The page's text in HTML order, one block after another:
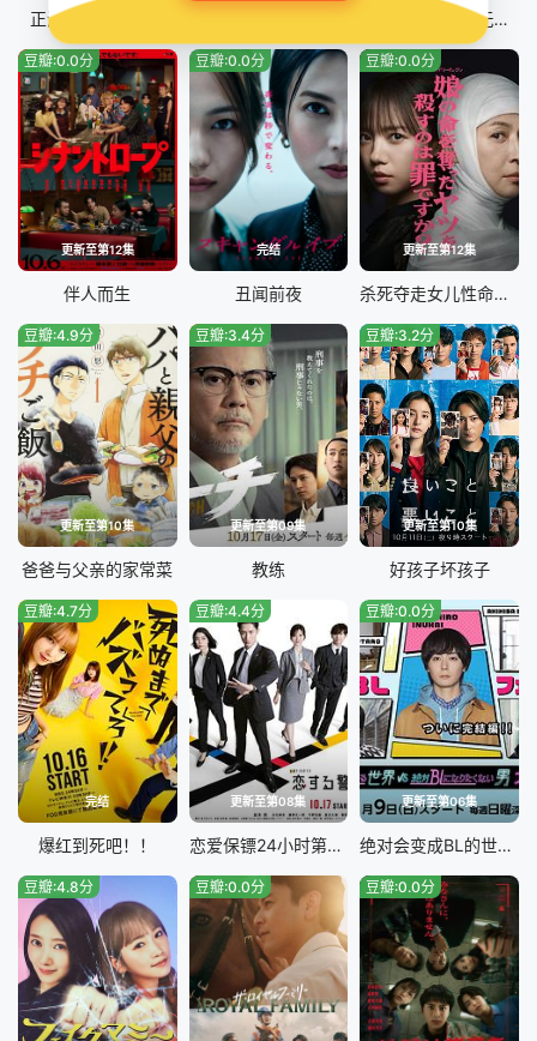
正港男一匹第二季 终幕回旋曲：致无法再见的你
更新至第12集
豆瓣:0.0分
伴人而生
完结
豆瓣:0.0分
丑闻前夜
更新至第12集
豆瓣:0.0分
杀死夺走女儿性命的人是罪吗？
更新至第10集
豆瓣:4.9分
爸爸与父亲的家常菜
更新至第09集
豆瓣:3.4分
教练
更新至第10集
豆瓣:3.2分
好孩子坏孩子
完结
豆瓣:4.7分
爆红到死吧！！
更新至第08集
豆瓣:4.4分
恋爱保镖24小时第二季
更新至第06集
豆瓣:0.0分
绝对会变成BL的世界VS绝不想变成BL的男人最终章
豆瓣:4.8分 豆瓣:0.0分 豆瓣:0.0分